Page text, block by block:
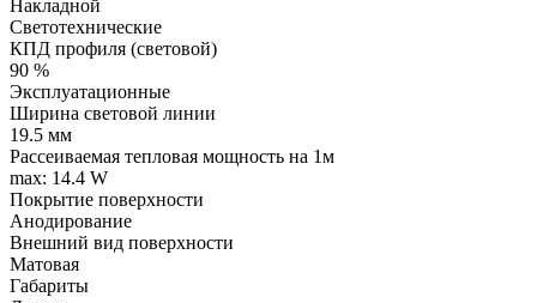
Накладной
Светотехнические
КПД профиля (cветовой)
90 %
Эксплуатационные
Ширина световой линии
19.5 мм
Рассеиваемая тепловая мощность на 1м
max: 14.4 W
Покрытие поверхности
Анодирование
Внешний вид поверхности
Матовая
Габариты